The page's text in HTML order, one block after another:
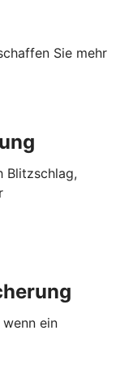
Sie mehr
Blitzschlag,
ein